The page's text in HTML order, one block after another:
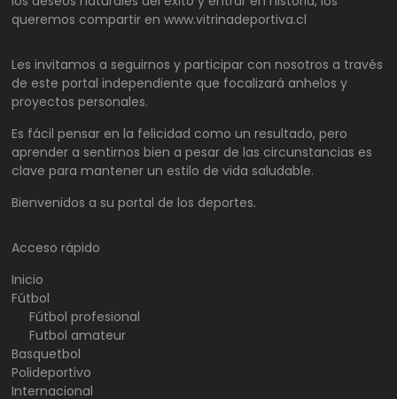
queremos compartir en www.vitrinadeportiva.cl
Les invitamos a seguirnos y participar con nosotros a través
de este portal independiente que focalizará anhelos y
proyectos personales.
Es fácil pensar en la felicidad como un resultado, pero
aprender a sentirnos bien a pesar de las circunstancias es
clave para mantener un estilo de vida saludable.
Bienvenidos a su portal de los deportes.
Acceso rápido
Inicio
Fútbol
Fútbol profesional
Futbol amateur
Basquetbol
Polideportivo
Internacional